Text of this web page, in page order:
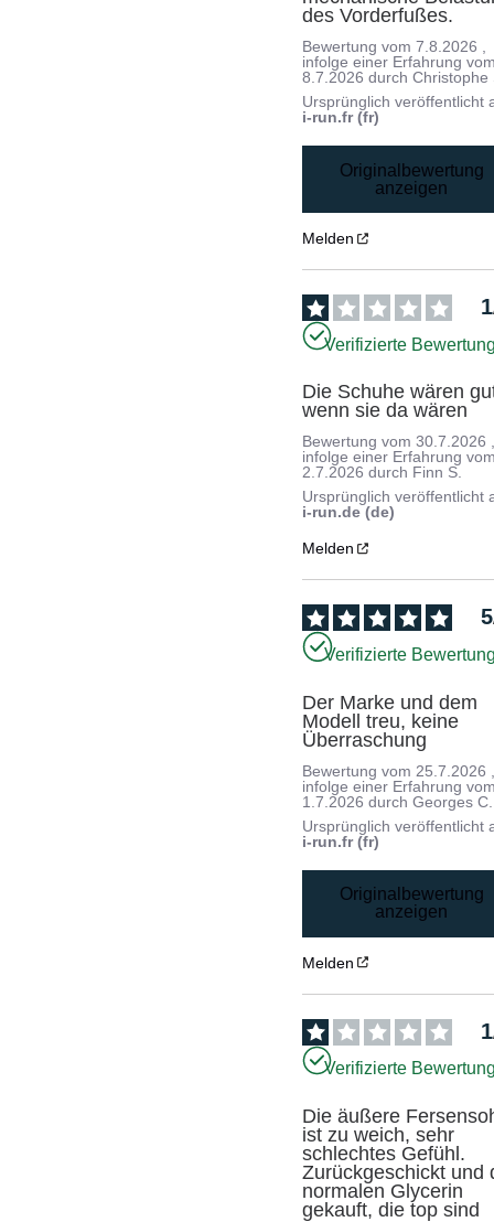
des Vorderfußes.
Bewertung vom7.8.2026
infolge einer Erfahrung
8.7.2026 durchChristophe
Ursprünglich veröffentlicht
i-run.fr (fr)
Originalbewertung
anzeigen
Melden
1
Verifizierte
Die Schuhe wären
wenn sie da wären
Bewertung vom30.7.2026
infolge einer Erfahrung
2.7.2026 durch Finn S.
Ursprünglich veröffentlicht
i-run.de (de)
Melden
5
Verifizierte
Der Marke und dem
Modell treu, keine
Überraschung
Bewertung vom 25.7.2026
infolge einer Erfahrung
1.7.2026 durchGeorges C.
Ursprünglich veröffentlicht
i-run.fr (fr)
Originalbewertung
anzeigen
Melden
1
Verifizierte
Die äußere
ist zu weich, sehr
schlechtes Gefühl.
Zurückgeschickt und
normalen Glycerin
gekauft, die top sind